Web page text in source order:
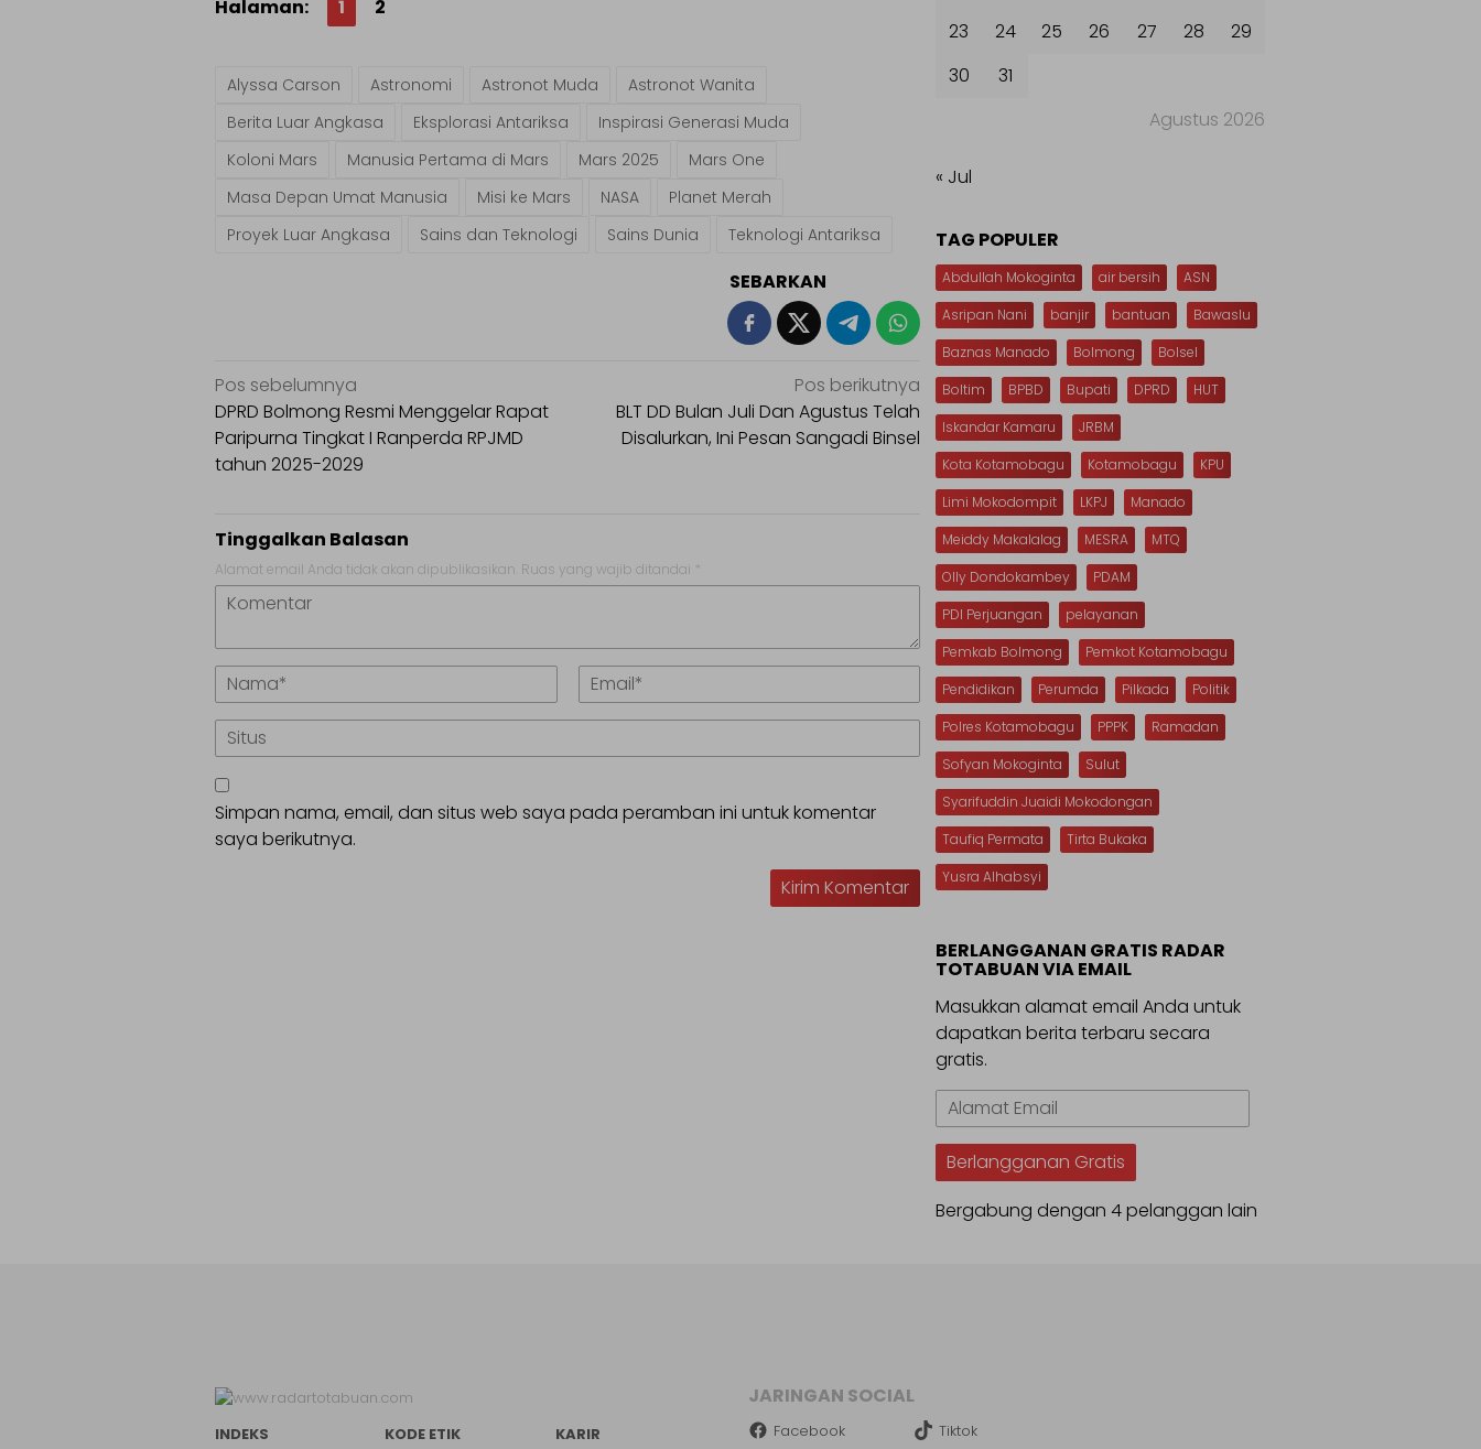
Halaman:
1 2
Alyssa Carson Astronomi Astronot Muda
Astronot Wanita
Berita Luar Angkasa
Eksplorasi Antariksa
Inspirasi Generasi Muda
Koloni Mars
Manusia Pertama di Mars Mars 2025
Mars One
Masa Depan Umat Manusia
Misi ke Mars NASA
Planet Merah
Proyek Luar Angkasa
Sains dan Teknologi Sains Dunia Teknologi Antariksa
SEBARKAN
Navigasi
pos
Pos sebelumnya
DPRD Bolmong Resmi Menggelar Rapat
Paripurna Tingkat I Ranperda RPJMD
tahun 2025-2029
Pos berikutnya
BLT DD Bulan Juli Dan Agustus Telah
Disalurkan, Ini Pesan Sangadi Binsel
Tinggalkan Balasan
Alamat email Anda tidak akan dipublikasikan. Ruas yang wajib ditandai *
Simpan nama, email, dan situs web saya pada peramban ini untuk komentar
saya berikutnya.
Agustus 2026
23
24 25 26 27 28
29
30
31
« Jul
TAG POPULER
Abdullah Mokoginta air bersih
ASN
Asripan Nani
banjir bantuan
Bawaslu
Baznas Manado
Bolmong
Bolsel
Boltim
BPBD Bupati DPRD
HUT
Iskandar Kamaru
JRBM
Kota Kotamobagu
Kotamobagu
KPU
Limi Mokodompit
LKPJ
Manado
Meiddy Makalalag
MESRA
MTQ
Olly Dondokambey
PDAM
PDI Perjuangan
pelayanan
Pemkab Bolmong
Pemkot Kotamobagu
Pendidikan
Perumda Pilkada
Politik
Polres Kotamobagu
PPPK
Ramadan
Sofyan Mokoginta
Sulut
Syarifuddin Juaidi Mokodongan
Taufiq Permata
Tirta Bukaka
Yusra Alhabsyi
BERLANGGANAN GRATIS RADAR
TOTABUAN VIA EMAIL
Masukkan alamat email Anda untuk
dapatkan berita terbaru secara
gratis.
Alamat
Email
Berlangganan Gratis
Bergabung dengan 4 pelanggan lain
INDEKS KODE ETIK KARIR
JARINGAN SOCIAL
Facebook Tiktok